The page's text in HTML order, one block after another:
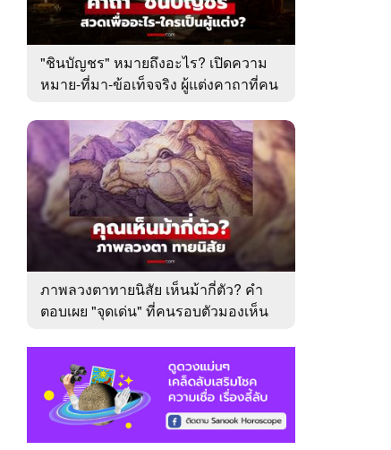
"ชินบัญชร" หมายถึงอะไร? เปิดความ
หมาย-ที่มา-ข้อเท็จจริง ผู้แต่งคาถาที่คน
ภาพลวงตาทายนิสัย เห็นม้ากี่ตัว? คำ
ตอบเผย "จุดเด่น" ที่คนรอบตัวมองเห็น